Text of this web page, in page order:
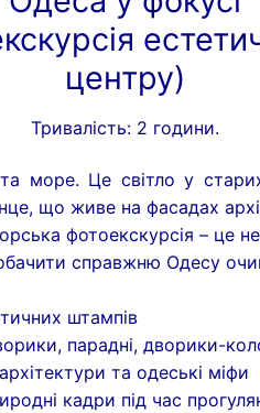
центру)
Тривалість: 2 години.
море. Це світло у
що живе на фасадах
фотоекскурсія – це
справжню Одесу
штампів
парадні, дворики-
та одеські міфи
кадри під час